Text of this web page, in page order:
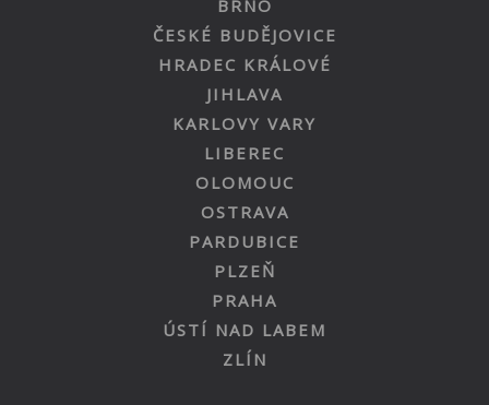
BRNO
ČESKÉ BUDĚJOVICE
HRADEC KRÁLOVÉ
JIHLAVA
KARLOVY VARY
LIBEREC
OLOMOUC
OSTRAVA
PARDUBICE
PLZEŇ
PRAHA
ÚSTÍ NAD LABEM
ZLÍN